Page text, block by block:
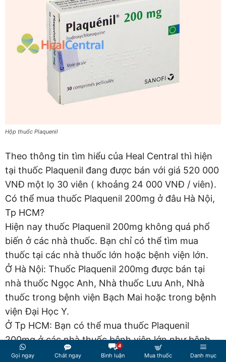
Hộp thuốc Plaquenil
Theo thông tin tìm hiểu của Heal Central thì hiện
tại thuốc Plaquenil đang được bán với giá 520 000
VNĐ một lọ 30 viên ( khoảng 24 000 VNĐ / viên).
Có thể mua thuốc Plaquenil 200mg ở đâu Hà Nội,
Tp HCM?
Hiện nay thuốc Plaquenil 200mg không quá phổ
biến ở các nhà thuốc. Bạn chỉ có thể tìm mua
thuốc tại các nhà thuốc lớn hoặc bệnh viện lớn.
Ở Hà Nội: Thuốc Plaquenil 200mg được bán tại
nhà thuốc Ngọc Anh, Nhà thuốc Lưu Anh, Nhà
thuốc trong bệnh viện Bạch Mai hoặc trong bệnh
viện Đại Học Y.
Ở Tp HCM: Bạn có thể mua thuốc Plaquenil
200mg ở các nhà thuốc bệnh viện lớn như bệnh
viện Nhân Dân, bệnh viện Từ Dũ.
Gọi ngay Chát ngay
4
Bình luận Mua thuốc Danh mục